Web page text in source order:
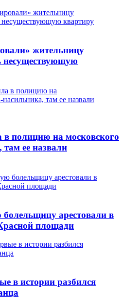
жительницу
несуществующую
полицию на московского
там ее назвали
арестовали в
площади
в истории разбился